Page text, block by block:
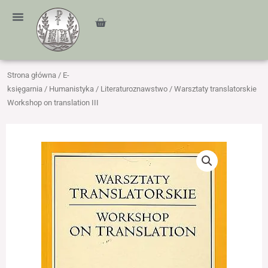
treści
Cart
Strona główna / E-
księgarnia / Humanistyka / Literaturoznawstwo / Warsztaty translatorskie
Workshop on translation III